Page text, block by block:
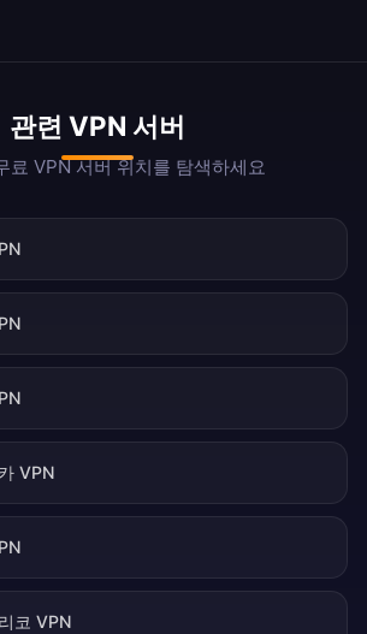
관련 VPN 서버
료 VPN 서버 위치를 탐색하세요
VPN
코 VPN